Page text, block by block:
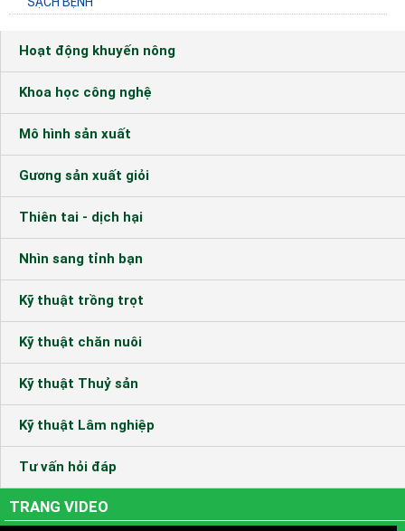
Hoạt động khuyến nông
Khoa học công nghệ
Mô hình sản xuất
Gương sản xuất giỏi
Thiên tai - dịch hại
Nhìn sang tỉnh bạn
Kỹ thuật trồng trọt
Kỹ thuật chăn nuôi
Kỹ thuật Thuỷ sản
Kỹ thuật Lâm nghiệp
Tư vấn hỏi đáp
TRANG VIDEO